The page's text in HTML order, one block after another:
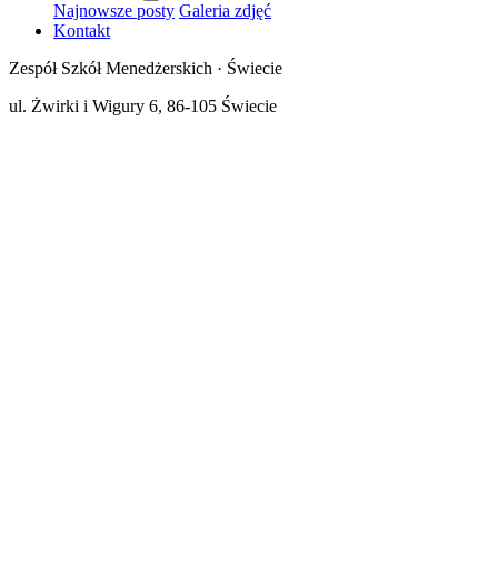
Najnowsze posty Galeria zdjęć
Kontakt
Zespół Szkół Menedżerskich · Świecie
ul. Żwirki i Wigury 6, 86-105 Świecie